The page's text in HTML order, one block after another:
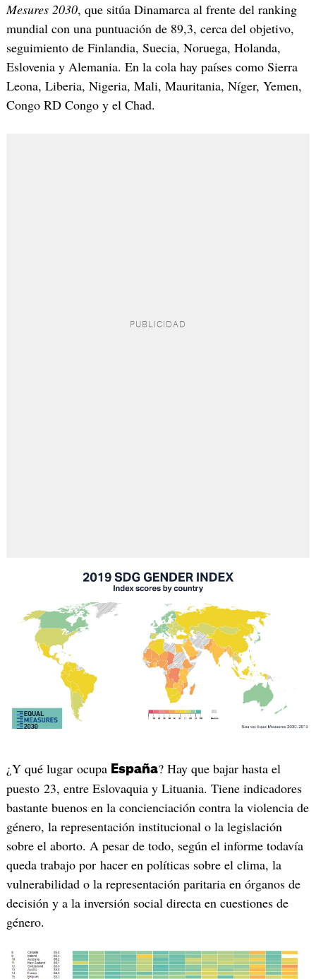
Mesures 2030, que sitúa Dinamarca al frente del ranking
mundial con una puntuación de 89,3, cerca del objetivo,
seguimiento de Finlandia, Suecia, Noruega, Holanda,
Eslovenia y Alemania. En la cola hay países como Sierra
Leona, Liberia, Nigeria, Mali, Mauritania, Níger, Yemen,
Congo RD Congo y el Chad.
¿Y qué lugar ocupa España? Hay que bajar hasta el
puesto 23, entre Eslovaquia y Lituania. Tiene indicadores
bastante buenos en la concienciación contra la violencia de
género, la representación institucional o la legislación
sobre el aborto. A pesar de todo, según el informe todavía
queda trabajo por hacer en políticas sobre el clima, la
vulnerabilidad o la representación paritaria en órganos de
decisión y a la inversión social directa en cuestiones de
género.